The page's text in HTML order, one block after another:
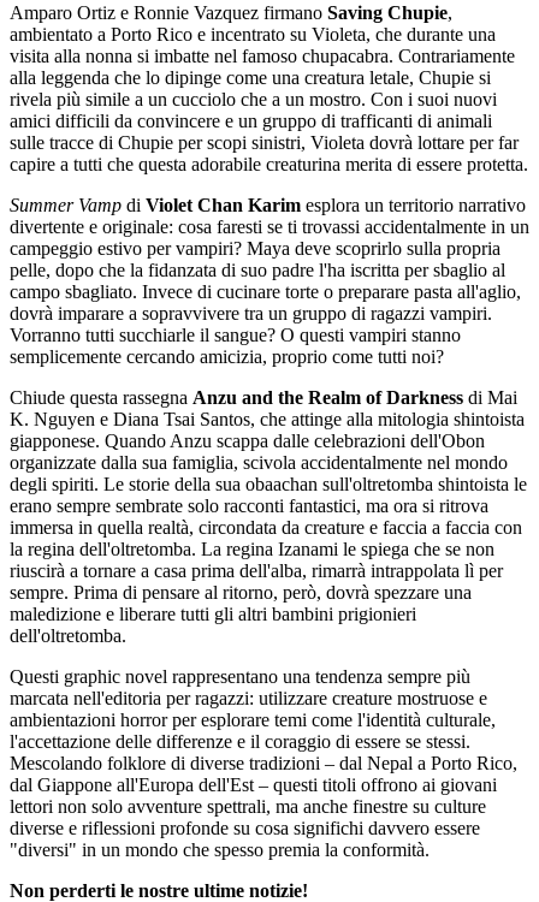
Amparo Ortiz e Ronnie Vazquez firmano Saving Chupie,
ambientato a Porto Rico e incentrato su Violeta, che durante una
visita alla nonna si imbatte nel famoso chupacabra. Contrariamente
alla leggenda che lo dipinge come una creatura letale, Chupie si
rivela più simile a un cucciolo che a un mostro. Con i suoi nuovi
amici difficili da convincere e un gruppo di trafficanti di animali
sulle tracce di Chupie per scopi sinistri, Violeta dovrà lottare per far
capire a tutti che questa adorabile creaturina merita di essere protetta.
Summer Vamp di Violet Chan Karim esplora un territorio narrativo
divertente e originale: cosa faresti se ti trovassi accidentalmente in un
campeggio estivo per vampiri? Maya deve scoprirlo sulla propria
pelle, dopo che la fidanzata di suo padre l'ha iscritta per sbaglio al
campo sbagliato. Invece di cucinare torte o preparare pasta all'aglio,
dovrà imparare a sopravvivere tra un gruppo di ragazzi vampiri.
Vorranno tutti succhiarle il sangue? O questi vampiri stanno
semplicemente cercando amicizia, proprio come tutti noi?
Chiude questa rassegna Anzu and the Realm of Darkness di Mai
K. Nguyen e Diana Tsai Santos, che attinge alla mitologia shintoista
giapponese. Quando Anzu scappa dalle celebrazioni dell'Obon
organizzate dalla sua famiglia, scivola accidentalmente nel mondo
degli spiriti. Le storie della sua obaachan sull'oltretomba shintoista le
erano sempre sembrate solo racconti fantastici, ma ora si ritrova
immersa in quella realtà, circondata da creature e faccia a faccia con
la regina dell'oltretomba. La regina Izanami le spiega che se non
riuscirà a tornare a casa prima dell'alba, rimarrà intrappolata lì per
sempre. Prima di pensare al ritorno, però, dovrà spezzare una
maledizione e liberare tutti gli altri bambini prigionieri
dell'oltretomba.
Questi graphic novel rappresentano una tendenza sempre più
marcata nell'editoria per ragazzi: utilizzare creature mostruose e
ambientazioni horror per esplorare temi come l'identità culturale,
l'accettazione delle differenze e il coraggio di essere se stessi.
Mescolando folklore di diverse tradizioni – dal Nepal a Porto Rico,
dal Giappone all'Europa dell'Est – questi titoli offrono ai giovani
lettori non solo avventure spettrali, ma anche finestre su culture
diverse e riflessioni profonde su cosa significhi davvero essere
"diversi" in un mondo che spesso premia la conformità.
Non perderti le nostre ultime notizie!